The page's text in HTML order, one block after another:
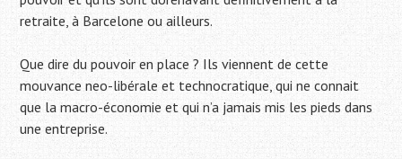
retraite, à Barcelone ou ailleurs.
Que dire du pouvoir en place ? Ils viennent de cette
mouvance neo-libérale et technocratique, qui ne connait
que la macro-économie et qui n’a jamais mis les pieds dans
une entreprise.